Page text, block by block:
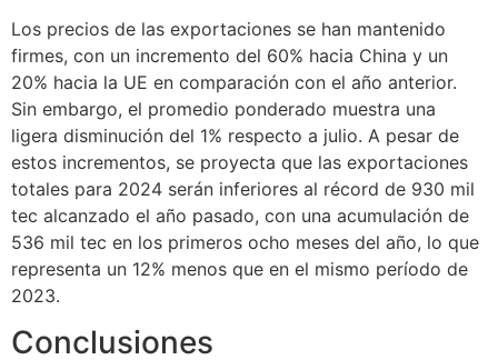
Los precios de las exportaciones se han mantenido
firmes, con un incremento del 60% hacia China y un
20% hacia la UE en comparación con el año anterior.
Sin embargo, el promedio ponderado muestra una
ligera disminución del 1% respecto a julio. A pesar de
estos incrementos, se proyecta que las exportaciones
totales para 2024 serán inferiores al récord de 930 mil
tec alcanzado el año pasado, con una acumulación de
536 mil tec en los primeros ocho meses del año, lo que
representa un 12% menos que en el mismo período de
2023.
Conclusiones